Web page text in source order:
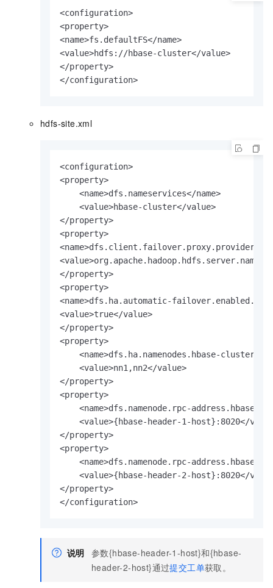
<configuration>
<property>
<name>fs.defaultFS</name>
<value>hdfs://hbase-cluster</value>
</property>
</configuration>
hdfs-site.xml
<configuration>
<property>
    <name>dfs.nameservices</name>
    <value>hbase-cluster</value>
</property>
<property>
</property>
<property>
<name>dfs.ha.automatic-
<value>true</value>
</property>
<property>
<name>dfs.ha.namenodes.hbase-cluster</
    <value>nn1,nn2</value>
</property>
<property>
<name>dfs.namenode.rpc-address.hbase-
<value>{hbase-header-1-host}:8020</
</property>
<property>
<name>dfs.namenode.rpc-address.hbase-
<value>{hbase-header-2-host}:8020</
</property>
</configuration>
说明 参数{hbase-header-1-host}和{hbase-
header-2-host}通过提交工单获取。